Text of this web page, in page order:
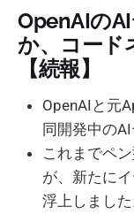
OpenAIの
か、コード
【続報】
OpenAIと元
同開発中の
これまでペ
が、新たに
浮上しました